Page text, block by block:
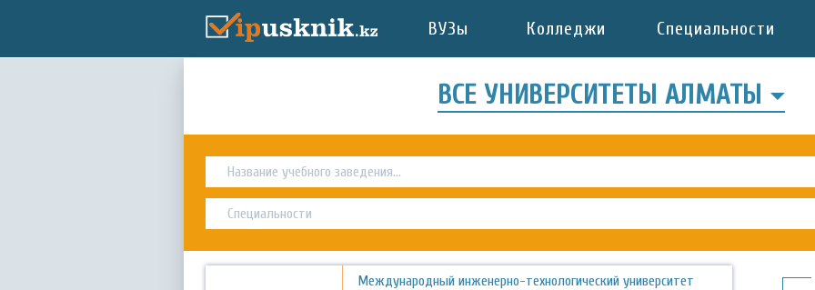
ВУЗы Колледжи Специальности
ВСЕ УНИВЕРСИТЕТЫ АЛМАТЫ
Международный инженерно-технологический университет